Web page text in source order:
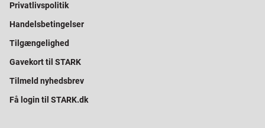
Privatlivspolitik
Handelsbetingelser
Tilgængelighed
Gavekort til STARK
Tilmeld nyhedsbrev
Få login til STARK.dk